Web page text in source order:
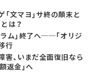
文マヨ」サ終の顛末と
は？
ム」終了へ──「オリジ
行
害、いまだ全面復旧なら
返金」へ